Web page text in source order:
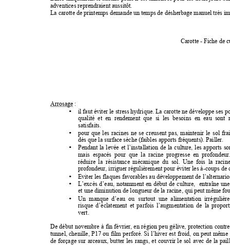
Carotte - Fiche de
adventices reprendraient aussitôt.
La carotte de printemps demande un temps de désherbage manuel très
Arrosage :
• il faut éviter le stress hydrique. La carotte ne développe ses
qualité  et en rendement que si les besoins en eau  sont
satisfaits.
• pour que les racines ne se creusent pas, maintenir le sol
dès que la surface sèche (faibles apports fréquents). Pailler.
• Pendant la levée et l’installation de la culture, les apports
mais  espacés  pour  que  la  racine  progresse  en
réduire la  résistance mécanique du  sol. Une fois  la
profondeur, irriguer régulièrement pour éviter les à-coups de
• Eviter les flaques favorables au développement de
• L’excès d’eau, notamment en début de culture, entraîne
et une diminution de longueur de la racine, qui peut même
• Un manque d’eau ou surtout une alimentation
risque d’éclatement et parfois l’augmentation de la
vert.
De début novembre à fin février, en région peu gélive, protection
tunnel, chenille, P17 ou film perforé. Si l’hiver est froid, on peut même
de forçage sur arceaux, butter les rangs, et couvrir le sol avec de la